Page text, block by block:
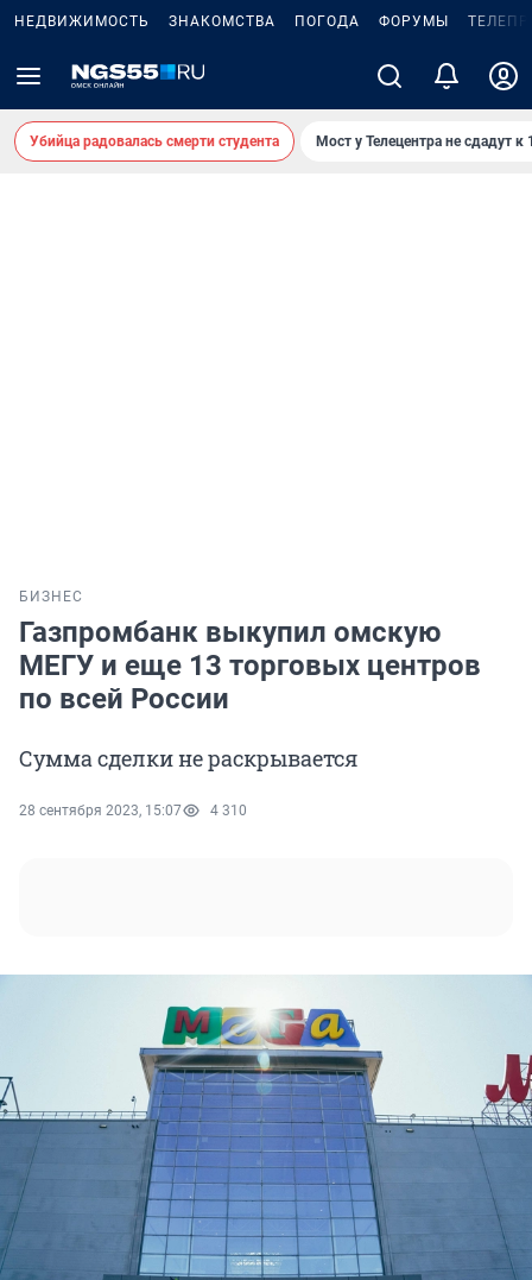
НЕДВИЖИМОСТЬ ЗНАКОМСТВА ПОГОДА ФОРУМЫ
Убийца радовалась смерти студента Мост у Телецентра не сдадут к
БИЗНЕС
Газпромбанк выкупил омскую
МЕГУ и еще 13 торговых центров
по всей России
Сумма сделки не раскрывается
28 сентября 2023, 15:07 4 310